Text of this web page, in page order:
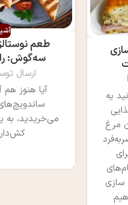
یه
مرغ
سازی
طعم
سه‌گوش:
ارسال
آیا هنوز
می‌خریدید، به